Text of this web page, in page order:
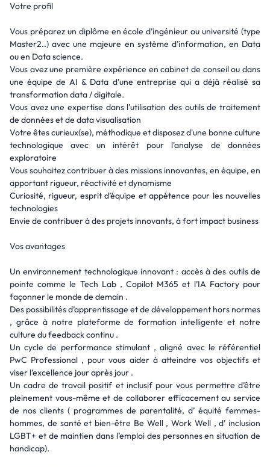
Votre profil
Vous préparez un diplôme en école d’ingénieur ou université (type
Master2..) avec une majeure en système d’information, en Data
ou en Data science.
Vous avez une première expérience en cabinet de conseil ou dans
une équipe de AI & Data d'une entreprise qui a déjà réalisé sa
transformation data / digitale.
Vous avez une expertise dans l'utilisation des outils de traitement
de données et de data visualisation
Votre êtes curieux(se), méthodique et disposez d'une bonne culture
technologique avec un intérêt pour l'analyse de données
exploratoire
Vous souhaitez contribuer à des missions innovantes, en équipe, en
apportant rigueur, réactivité et dynamisme
Curiosité, rigueur, esprit d’équipe et appétence pour les nouvelles
technologies
Envie de contribuer à des projets innovants, à fort impact business
Vos avantages
Un environnement technologique innovant : accès à des outils de
pointe comme le Tech Lab , Copilot M365 et l’IA Factory pour
façonner le monde de demain .
Des possibilités d’apprentissage et de développement hors normes
, grâce à notre plateforme de formation intelligente et notre
culture du feedback continu .
Un cycle de performance stimulant , aligné avec le référentiel
PwC Professional , pour vous aider à atteindre vos objectifs et
viser l’excellence jour après jour .
Un cadre de travail positif et inclusif pour vous permettre d’être
pleinement vous-même et de collaborer efficacement au service
de nos clients ( programmes de parentalité, d’ équité femmes-
hommes, de santé et bien-être Be Well , Work Well , d’ inclusion
LGBT+ et de maintien dans l’emploi des personnes en situation de
handicap).